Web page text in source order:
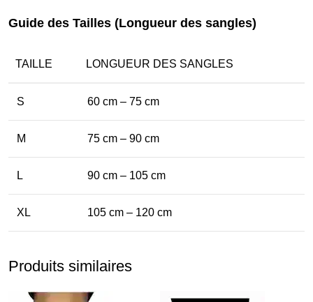
Guide des Tailles (Longueur des sangles)
TAILLE LONGUEUR DES SANGLES
S 60 cm – 75 cm
M 75 cm – 90 cm
L 90 cm – 105 cm
XL 105 cm – 120 cm
Produits similaires